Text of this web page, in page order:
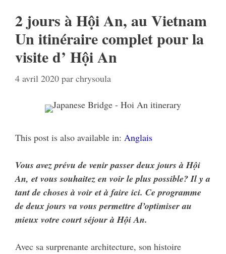
2 jours à Hội An, au Vietnam
Un itinéraire complet pour la
visite d’ Hội An
4 avril 2020 par chrysoula
This post is also available in: Anglais
Vous avez prévu de venir passer deux jours à Hội
An, et vous souhaitez en voir le plus possible? Il y a
tant de choses à voir et à faire ici. Ce programme
de deux jours va vous permettre d’optimiser au
mieux votre court séjour à Hội An.
Avec sa surprenante architecture, son histoire